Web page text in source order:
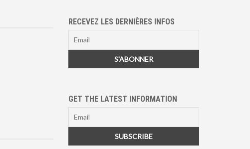
RECEVEZ LES DERNIÈRES INFOS
GET THE LATEST INFORMATION